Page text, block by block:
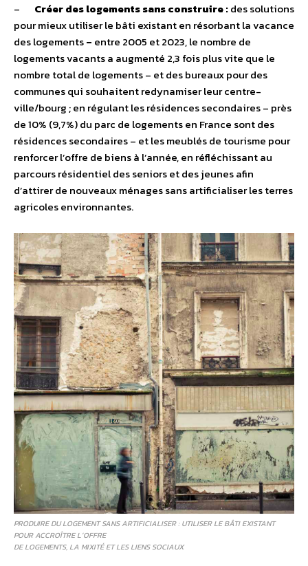
– Créer des logements sans construire :des solutions
pour mieux utiliser le bâti existant en résorbant la vacance
des logements– entre 2005 et 2023, le nombre de
logements vacants a augmenté 2,3 fois plus vite que le
nombre total de logements – et des bureaux pour des
communes qui souhaitent redynamiser leur centre-
ville/bourg ; en régulant les résidences secondaires – près
de 10% (9,7%) du parc de logements en France sont des
résidences secondaires – et les meublés de tourisme pour
renforcer l’offre de biens à l’année, en réfléchissant au
parcours résidentiel des seniors et des jeunes afin
d’attirer de nouveaux ménages sans artificialiser les terres
agricoles environnantes.
PRODUIRE DU LOGEMENT SANS ARTIFICIALISER : UTILISER LE BÂTI EXISTANT
POUR ACCROÎTRE L’OFFRE
DE LOGEMENTS, LA MIXITÉ ET LES LIENS SOCIAUX